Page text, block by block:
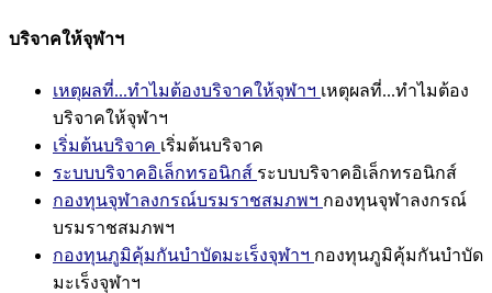
บริจาคให้จุฬาฯ
เหตุผลที่...ทำไมต้องบริจาคให้จุฬาฯ เหตุผลที่...ทำไมต้อง
บริจาคให้จุฬาฯ
เริ่มต้นบริจาค เริ่มต้นบริจาค
ระบบบริจาคอิเล็กทรอนิกส์ ระบบบริจาคอิเล็กทรอนิกส์
กองทุนจุฬาลงกรณ์บรมราชสมภพฯ กองทุนจุฬาลงกรณ์
บรมราชสมภพฯ
กองทุนภูมิคุ้มกันบำบัดมะเร็งจุฬาฯ กองทุนภูมิคุ้มกันบำบัด
มะเร็งจุฬาฯ